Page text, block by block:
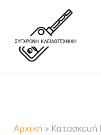
Αρχική » Κατασκευή